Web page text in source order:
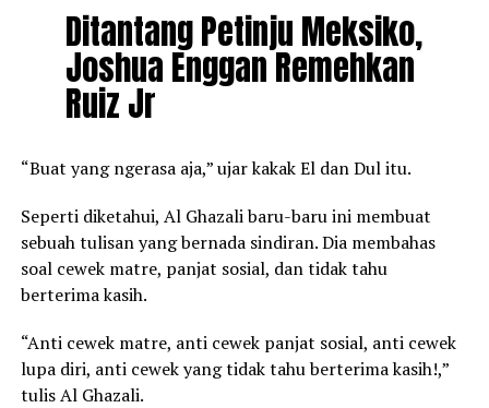
Ditantang Petinju Meksiko,
Joshua Enggan Remehkan
Ruiz Jr
“Buat yang ngerasa aja,” ujar kakak El dan Dul itu.
Seperti diketahui, Al Ghazali baru-baru ini membuat
sebuah tulisan yang bernada sindiran. Dia membahas
soal cewek matre, panjat sosial, dan tidak tahu
berterima kasih.
“Anti cewek matre, anti cewek panjat sosial, anti cewek
lupa diri, anti cewek yang tidak tahu berterima kasih!,”
tulis Al Ghazali.